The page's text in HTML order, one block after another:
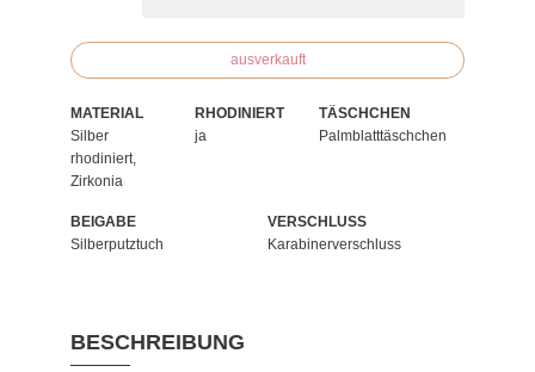
ausverkauft
MATERIAL
Silber
rhodiniert,
Zirkonia
RHODINIERT
ja
TÄSCHCHEN
Palmblatttäschchen
BEIGABE
Silberputztuch
VERSCHLUSS
Karabinerverschluss
BESCHREIBUNG